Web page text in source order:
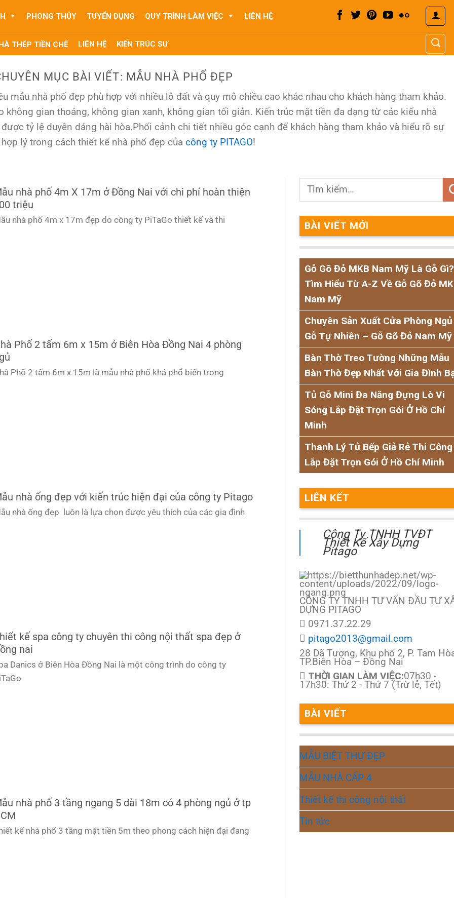
PHONG THỦY TUYỂN DỤNG QUY TRÌNH LÀM VIỆC LIÊN HỆ
THÉP TIỀN CHẾ LIÊN HỆ KIẾN TRÚC SƯ
MỤC BÀI VIẾT: MẪU NHÀ PHỐ ĐẸP
mẫu nhà phố đẹp phù hợp với nhiều lô đất và quy mô chiều cao khác nhau cho khách hàng tham khảo.
gian thoáng, không gian xanh, không gian tối giản. Kiến trúc mặt tiền đa dạng từ các kiểu nhà
tỷ lệ duyên dáng hài hòa.Phối cảnh chi tiết nhiều góc cạnh để khách hàng tham khảo và hiểu rõ sự
hợp lý trong cách thiết kế nhà phố đẹp của công ty PITAGO!
nhà phố 4m X 17m ở Đồng Nai với chi phí hoàn thiện
triệu
nhà phố 4m x 17m đẹp do công ty PiTaGo thiết kế và thi
Phố 2 tấm 6m x 15m ở Biên Hòa Đồng Nai 4 phòng
Phố 2 tấm 6m x 15m là mẫu nhà phố khá phổ biến trong
nhà ống đẹp với kiến trúc hiện đại của công ty Pitago
nhà ống đẹp luôn là lựa chọn được yêu thích của các gia đình
kế spa công ty chuyên thi công nội thất spa đẹp ở
nai
Danics ở Biên Hòa Đồng Nai là một công trình do công ty
nhà phố 3 tầng ngang 5 dài 18m có 4 phòng ngủ ở tp
kế nhà phố 3 tầng mặt tiền 5m theo phong cách hiện đại đang
BÀI VIẾT MỚI
Gỗ Gõ Đỏ MKB Nam Mỹ Là Gỗ Gì?
Tìm Hiểu Từ A-Z Về Gỗ Gõ Đỏ
Nam Mỹ
Chuyên Sản Xuất Cửa Phòng Ngủ
Gỗ Tự Nhiên – Gỗ Gõ Đỏ Nam Mỹ
Bàn Thờ Treo Tường Những Mẫu
Bàn Thờ Đẹp Nhất Với Gia Đình
Tủ Gỗ Mini Đa Năng Đựng Lò Vi
Sóng Lắp Đặt Trọn Gói Ở Hồ Chí
Minh
Thanh Lý Tủ Bếp Giả Rẻ Thi Công
Lắp Đặt Trọn Gói Ở Hồ Chí Minh
LIÊN KẾT
Công Ty TNHH TVĐT
Thiết Kế Xây Dựng
Pitago
CÔNG TY TNHH TƯ VẤN ĐẦU TƯ
DỰNG PITAGO
0971.37.22.29
pitago2013@gmail.com
28 Dã Tượng, Khu phố 2, P. Tam
TP.Biên Hòa – Đồng Nai
THỜI GIAN LÀM VIỆC:07h30 -
17h30: Thứ 2 - Thứ 7 (Trừ lễ, Tết)
BÀI VIẾT
MẪU BIỆT THỰ ĐẸP
MẪU NHÀ CẤP 4
Thiết kế thi công nội thất
Tin tức